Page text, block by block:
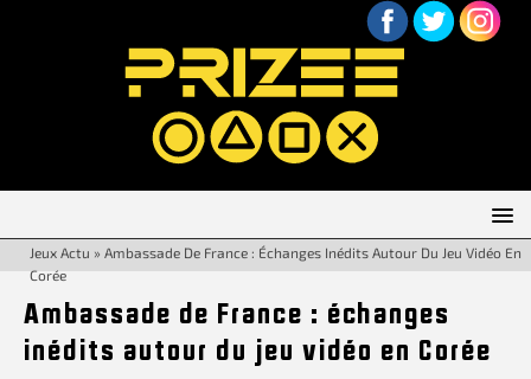
Jeux Actu » Ambassade De France : Échanges Inédits Autour Du Jeu Vidéo En
Corée
Ambassade de France : échanges
inédits autour du jeu vidéo en Corée